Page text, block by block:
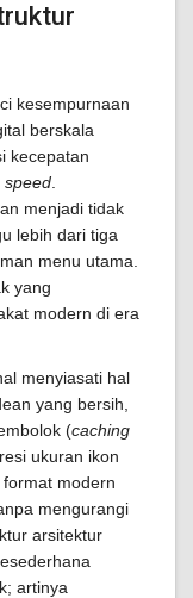
kesempurnaan
berskala
kecepatan
speed
menjadi tidak
lebih dari tiga
menu utama.
yang
modern di era
menyiasati hal
yang bersih,
(caching
ukuran ikon
modern
mengurangi
arsitektur
artinya